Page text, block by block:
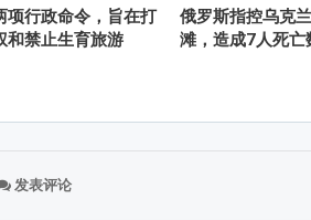
项行政命令，旨在打
和禁止生育旅游
俄罗斯指控乌克
滩，造成7人死亡
发表评论